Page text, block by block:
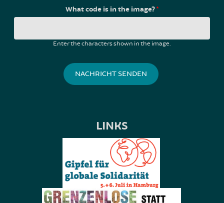
What code is in the image?*
Enter the characters shown in the image.
LINKS